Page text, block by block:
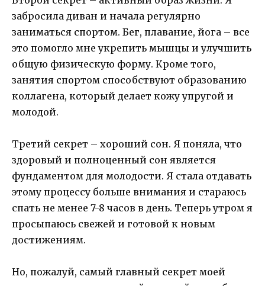
забросила диван и начала регулярно
заниматься спортом. Бег, плавание, йога – все
это помогло мне укрепить мышцы и улучшить
общую физическую форму. Кроме того,
занятия спортом способствуют образованию
коллагена, который делает кожу упругой и
молодой.
Третий секрет – хороший сон. Я поняла, что
здоровый и полноценный сон является
фундаментом для молодости. Я стала отдавать
этому процессу больше внимания и стараюсь
спать не менее 7-8 часов в день. Теперь утром я
просыпаюсь свежей и готовой к новым
достижениям.
Но, пожалуй, самый главный секрет моей